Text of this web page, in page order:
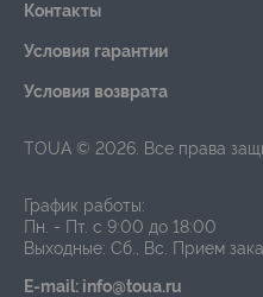
Контакты
Условия гарантии
Условия возврата
TOUA © 2026. Все права
График работы:
Пн. - Пт. с 9:00 до 18:00
Выходные: Сб., Вс.
Прием
E-mail: info@toua.ru